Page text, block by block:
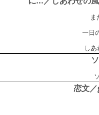
ま
一日
し
恋文